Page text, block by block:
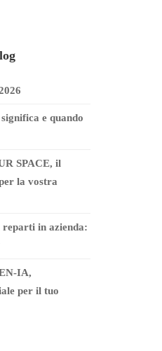
e quando
SPACE, il
la vostra
reparti in azienda:
IA,
per il tuo